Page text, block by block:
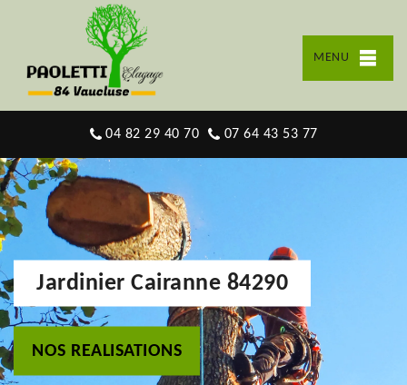
MENU
04 82 29 40 70 07 64 43 53 77
Jardinier Cairanne 84290
NOS REALISATIONS